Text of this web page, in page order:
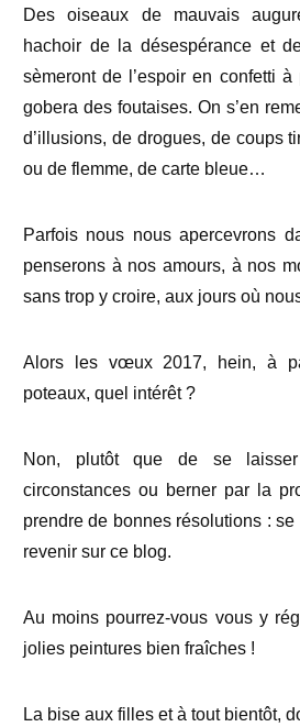
Des oiseaux de mauvais
hachoir de la désespérance et
sèmeront de l’espoir en confetti
gobera des foutaises. On s’en
d’illusions, de drogues, de coups
ou de flemme, de carte bleue…
Parfois nous nous apercevrons
penserons à nos amours, à nos
sans trop y croire, aux jours où
Alors les vœux 2017, hein, à
poteaux, quel intérêt ?
Non, plutôt que de se
circonstances ou berner par la
prendre de bonnes résolutions :
revenir sur ce blog.
Au moins pourrez-vous vous y
jolies peintures bien fraîches !
La bise aux filles et à tout bientôt,